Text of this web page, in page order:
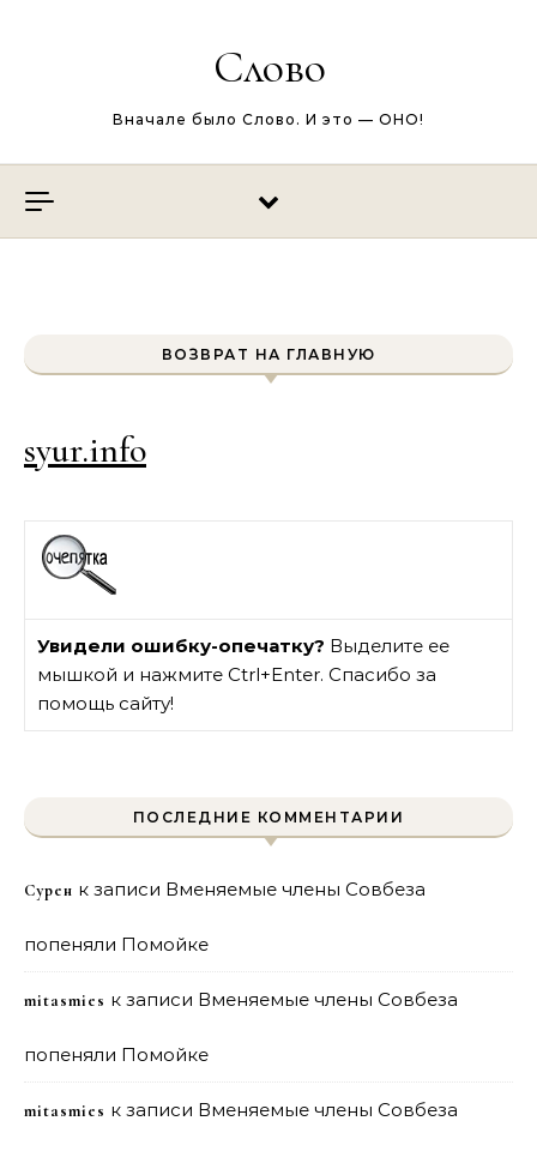
Слово
Вначале было Слово. И это — ОНО!
ВОЗВРАТ НА ГЛАВНУЮ
syur.info
Увидели ошибку-опечатку? Выделите ее
мышкой и нажмите Ctrl+Enter. Спасибо за
помощь сайту!
ПОСЛЕДНИЕ КОММЕНТАРИИ
Сурен к записи Вменяемые члены Совбеза
попеняли Помойке
mitasmies к записи Вменяемые члены Совбеза
попеняли Помойке
mitasmies к записи Вменяемые члены Совбеза